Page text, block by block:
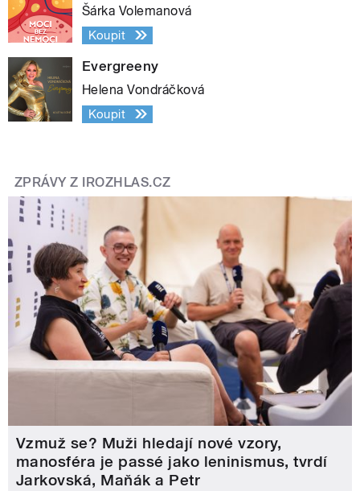
Šárka Volemanová
Koupit
Evergreeny
Helena Vondráčková
Koupit
ZPRÁVY Z IROZHLAS.CZ
Vzmuž se? Muži hledají nové vzory,
manosféra je passé jako leninismus, tvrdí
Jarkovská, Maňák a Petr